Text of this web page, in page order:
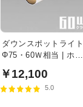
ダウンスポットライ
Φ75・60Ｗ相当 | ホワ
￥12,100
5.0